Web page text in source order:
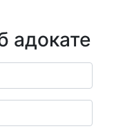
адокате